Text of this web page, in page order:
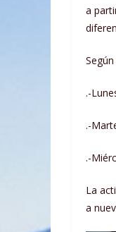
a
.-
.-
.-
La
a